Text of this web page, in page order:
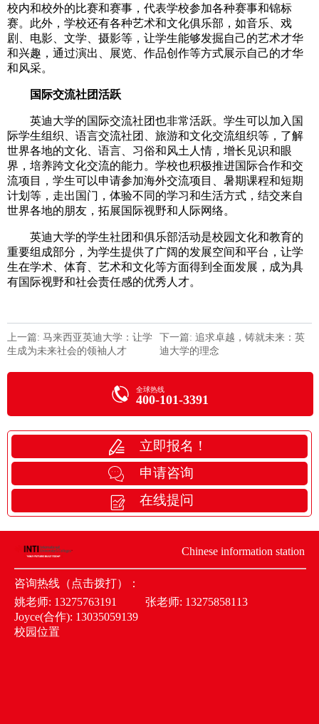
校内和校外的比赛和赛事，代表学校参加各种赛事和锦标
赛。此外，学校还有各种艺术和文化俱乐部，如音乐、戏
剧、电影、文学、摄影等，让学生能够发掘自己的艺术才华
和兴趣，通过演出、展览、作品创作等方式展示自己的才华
和风采。
国际交流社团活跃
英迪大学的国际交流社团也非常活跃。学生可以加入国
际学生组织、语言交流社团、旅游和文化交流组织等，了解
世界各地的文化、语言、习俗和风土人情，增长见识和眼
界，培养跨文化交流的能力。学校也积极推进国际合作和交
流项目，学生可以申请参加海外交流项目、暑期课程和短期
计划等，走出国门，体验不同的学习和生活方式，结交来自
世界各地的朋友，拓展国际视野和人际网络。
英迪大学的学生社团和俱乐部活动是校园文化和教育的
重要组成部分，为学生提供了广阔的发展空间和平台，让学
生在学术、体育、艺术和文化等方面得到全面发展，成为具
有国际视野和社会责任感的优秀人才。
上一篇: 马来西亚英迪大学：让学
生成为未来社会的领袖人才
下一篇: 追求卓越，铸就未来：英
迪大学的理念
全球热线
400-101-3391
立即报名！
申请咨询
在线提问
Chinese information station
咨询热线（点击拨打）：
姚老师: 13275763191 张老师: 13275858113
Joyce(合作): 13035059139
校园位置